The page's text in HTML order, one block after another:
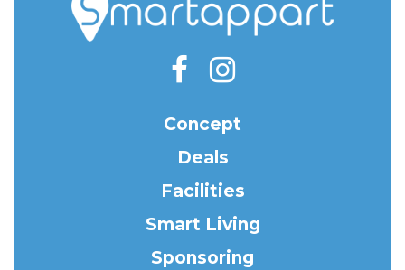
Concept
Deals
Facilities
Smart Living
Sponsoring